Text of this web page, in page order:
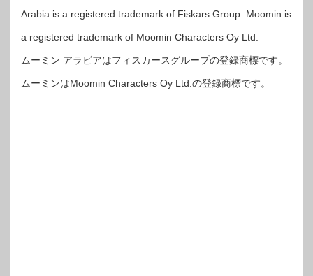
Arabia is a registered trademark of Fiskars Group. Moomin is
a registered trademark of Moomin Characters Oy Ltd.
ムーミン アラビアはフィスカースグループの登録商標です。
ムーミンはMoomin Characters Oy Ltd.の登録商標です。